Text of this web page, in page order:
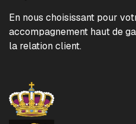
En nous choisissant pour
accompagnement haut de
la relation client.